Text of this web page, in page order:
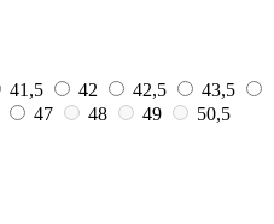
41,5 42 42,5
43,5
47 48 49
50,5